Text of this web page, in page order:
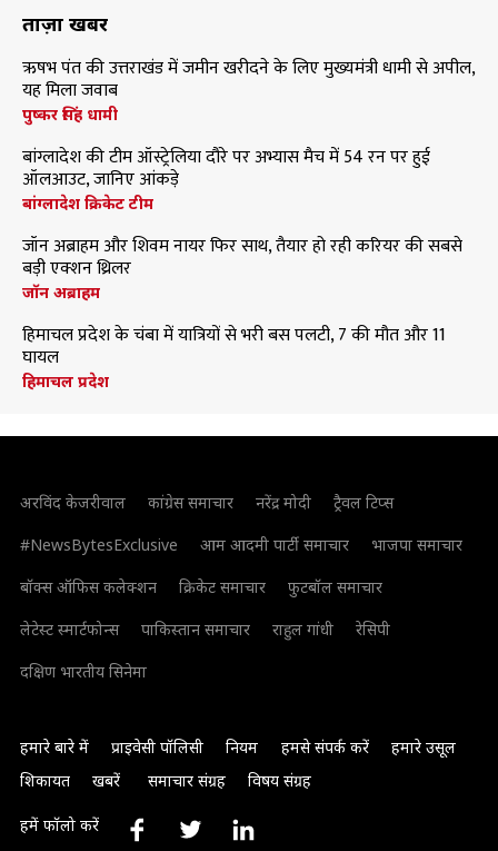
ताज़ा खबरें
ऋषभ पंत की उत्तराखंड में जमीन खरीदने के लिए मुख्यमंत्री धामी से अपील,
यह मिला जवाब
पुष्कर सिंह धामी
बांग्लादेश की टीम ऑस्ट्रेलिया दौरे पर अभ्यास मैच में 54 रन पर हुई
ऑलआउट, जानिए आंकड़े
बांग्लादेश क्रिकेट टीम
जॉन अब्राहम और शिवम नायर फिर साथ, तैयार हो रही करियर की सबसे
बड़ी एक्शन थ्रिलर
जॉन अब्राहम
हिमाचल प्रदेश के चंबा में यात्रियों से भरी बस पलटी, 7 की मौत और 11
घायल
हिमाचल प्रदेश
अरविंद केजरीवाल कांग्रेस समाचार नरेंद्र मोदी
ट्रैवल टिप्स
#NewsBytesExclusive
आम आदमी पार्टी समाचार
भाजपा समाचार
बॉक्स ऑफिस कलेक्शन
क्रिकेट समाचार
फुटबॉल समाचार
लेटेस्ट स्मार्टफोन्स
पाकिस्तान समाचार राहुल गांधी
रेसिपी
दक्षिण भारतीय सिनेमा
हमारे बारे में प्राइवेसी पॉलिसी नियम हमसे संपर्क करें
हमारे उसूल
शिकायत
खबरें समाचार संग्रह विषय संग्रह
हमें फॉलो करें